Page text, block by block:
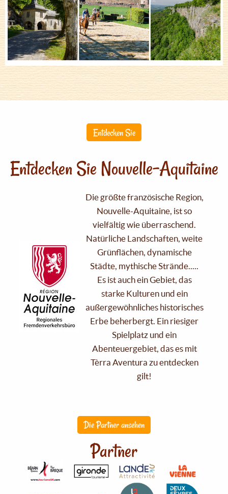
Entdecken Sie
Entdecken Sie Nouvelle-Aquitaine
Die größte französische Region,
Nouvelle-Aquitaine, ist so
vielfältig wie überraschend.
Natürliche Landschaften, weite
Grünflächen, dynamische
Städte, mythische Strände.....
Es ist auch ein Gebiet, das
starke Kulturen und ein
außergewöhnliches historisches
Erbe beherbergt. Ein riesiger
Spielplatz und ein
Abenteuergebiet, das es mit
Tèrra Aventura zu entdecken
gilt!
Die Partner ansehen
Partner